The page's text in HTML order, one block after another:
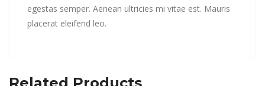
egestas semper. Aenean ultricies mi vitae est. Mauris
placerat eleifend leo.
Related Products